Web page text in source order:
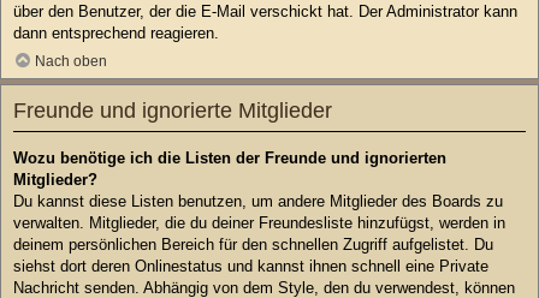
über den Benutzer, der die E-Mail verschickt hat. Der Administrator kann
dann entsprechend reagieren.
Nach oben
Freunde und ignorierte Mitglieder
Wozu benötige ich die Listen der Freunde und ignorierten
Mitglieder?
Du kannst diese Listen benutzen, um andere Mitglieder des Boards zu
verwalten. Mitglieder, die du deiner Freundesliste hinzufügst, werden in
deinem persönlichen Bereich für den schnellen Zugriff aufgelistet. Du
siehst dort deren Onlinestatus und kannst ihnen schnell eine Private
Nachricht senden. Abhängig von dem Style, den du verwendest, können